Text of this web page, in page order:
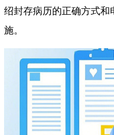
绍封存病历的正确方式
施。